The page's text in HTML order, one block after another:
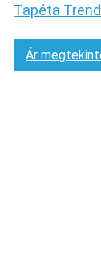
Tapéta
Ár